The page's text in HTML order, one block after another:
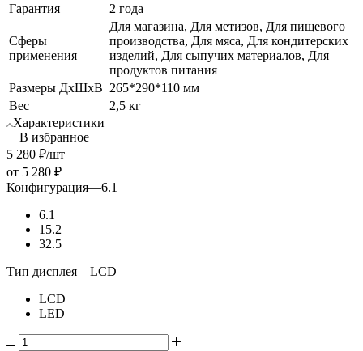
Гарантия
2 года
Сферы
применения
Для магазина, Для метизов, Для пищевого
производства, Для мяса, Для кондитерских
изделий, Для сыпучих материалов, Для
продуктов питания
Размеры ДхШхВ 265*290*110 мм
Вес
2,5 кг
Характеристики
В избранное
5 280 ₽/шт
от 5 280 ₽
Конфигурация—6.1
6.1
15.2
32.5
Тип дисплея—LCD
LCD
LED